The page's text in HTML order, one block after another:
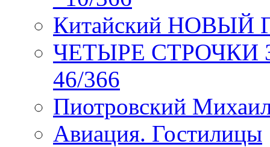
Китайский НОВЫЙ
ЧЕТЫРЕ СТРОЧКИ
46/366
Пиотровский
Авиация. Гостилицы